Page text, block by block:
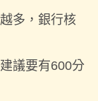
多，銀行核
議要有600分